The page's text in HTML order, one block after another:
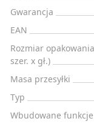
Gwarancja
EAN
Rozmiar
szer. x gł.)
Masa przesyłki
Typ
Wbudowane funkcje